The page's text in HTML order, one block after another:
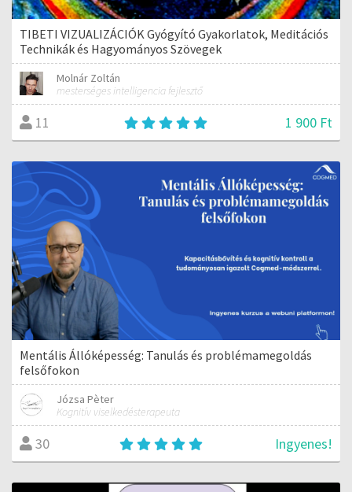
TIBETI VIZUALIZÁCIÓK Gyógyító Gyakorlatok, Meditációs
Technikák és Hagyományos Szövegek
Molnár Zoltán
mesterséges intelligencia fejlesztő
11 1 900 Ft
Mentális Állóképesség: Tanulás és problémamegoldás
felsőfokon
Józsa Pèter
Kognitív viselkedésterapeuta
30 Ingyenes!